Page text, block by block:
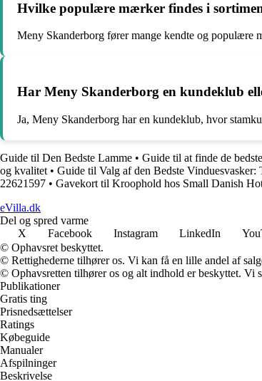
Hvilke populære mærker findes i
Meny Skanderborg fører mange kendte og populære
Har Meny Skanderborg en kundeklub
Ja, Meny Skanderborg har en kundeklub, hvor
Guide til Den Bedste Lamme • Guide til at finde de
og kvalitet • Guide til Valg af den Bedste Vinduesvasker:
22621597 • Gavekort til Kroophold hos Small Danish
eVilla.dk
Del og spred varme
X
Facebook Instagram LinkedIn
© Ophavsret beskyttet.
© Rettighederne tilhører os. Vi kan få en lille andel af
© Ophavsretten tilhører os og alt indhold er beskyttet. Vi
Publikationer
Gratis ting
Prisnedsættelser
Ratings
Købeguide
Manualer
Afspilninger
Beskrivelse